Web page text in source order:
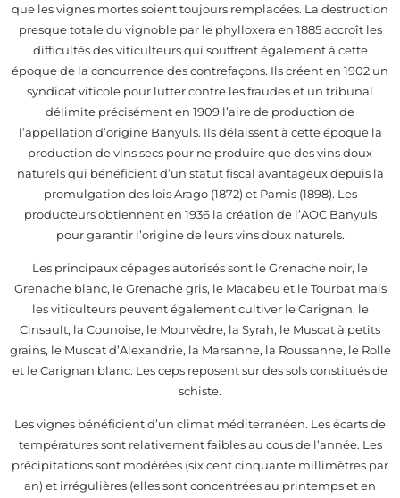
que les vignes mortes soient toujours remplacées. La destruction
presque totale du vignoble par le phylloxera en 1885 accroît les
difficultés des viticulteurs qui souffrent également à cette
époque de la concurrence des contrefaçons. Ils créent en 1902 un
syndicat viticole pour lutter contre les fraudes et un tribunal
délimite précisément en 1909 l’aire de production de
l’appellation d’origine Banyuls. Ils délaissent à cette époque la
production de vins secs pour ne produire que des vins doux
naturels qui bénéficient d’un statut fiscal avantageux depuis la
promulgation des lois Arago (1872) et Pamis (1898). Les
producteurs obtiennent en 1936 la création de l’AOC Banyuls
pour garantir l’origine de leurs vins doux naturels.
Les principaux cépages autorisés sont le Grenache noir, le
Grenache blanc, le Grenache gris, le Macabeu et le Tourbat mais
les viticulteurs peuvent également cultiver le Carignan, le
Cinsault, la Counoise, le Mourvèdre, la Syrah, le Muscat à petits
grains, le Muscat d’Alexandrie, la Marsanne, la Roussanne, le Rolle
et le Carignan blanc. Les ceps reposent sur des sols constitués de
schiste.
Les vignes bénéficient d’un climat méditerranéen. Les écarts de
températures sont relativement faibles au cous de l’année. Les
précipitations sont modérées (six cent cinquante millimètres par
an) et irrégulières (elles sont concentrées au printemps et en